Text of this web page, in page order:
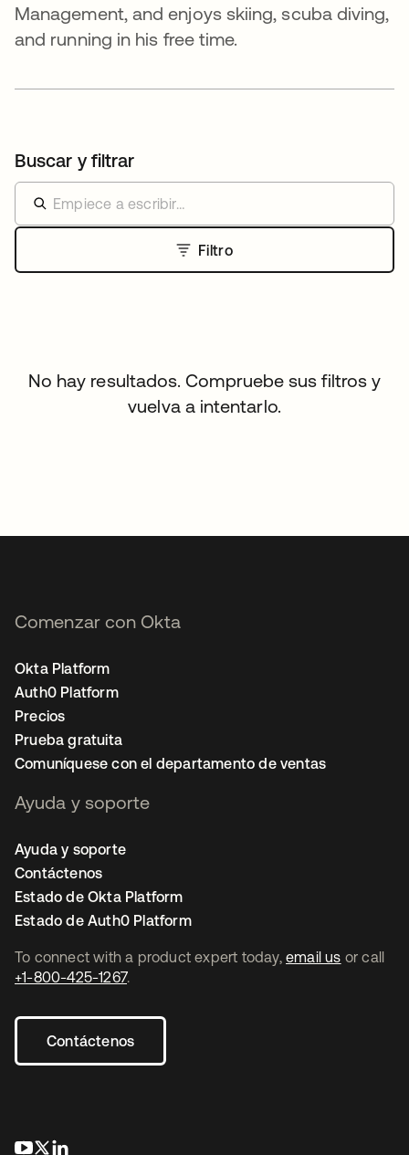
Management, and enjoys skiing, scuba diving,
and running in his free time.
Buscar y filtrar
Filtro
No hay resultados. Compruebe sus filtros y
vuelva a intentarlo.
To connect with a product expert today, email us or call
+1-800-425-1267.
Contáctenos
se abre en una pestaña nueva
se abre en una pestaña nueva
Comenzar con Okta
Okta Platform
Auth0 Platform
Precios
Prueba gratuita
Comuníquese con el departamento de ventas
Ayuda y soporte
Ayuda y soporte
Contáctenos
Estado de Okta Platform
Estado de Auth0 Platform